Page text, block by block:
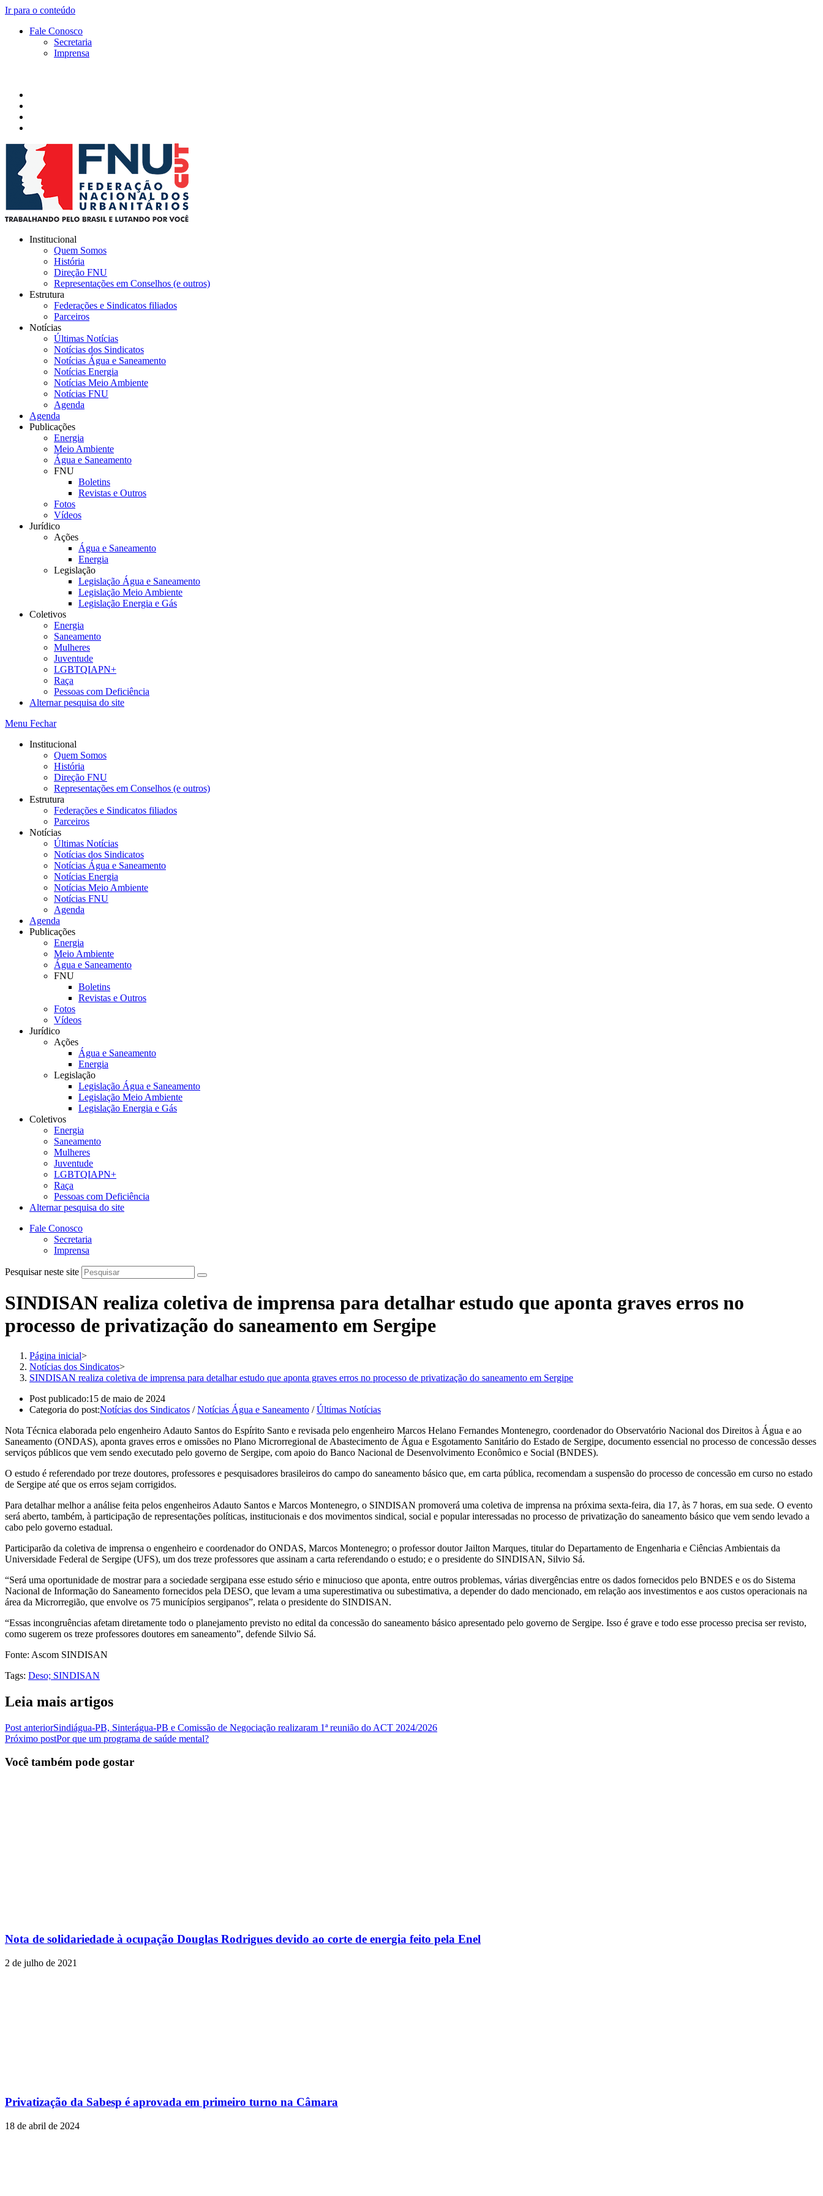
Ir para o conteúdo
Fale Conosco
Secretaria
Imprensa
Institucional
Quem Somos
História
Direção FNU
Representações em Conselhos (e outros)
Estrutura
Federações e Sindicatos filiados
Parceiros
Notícias
Últimas Notícias
Notícias dos Sindicatos
Notícias Água e Saneamento
Notícias Energia
Notícias Meio Ambiente
Notícias FNU
Agenda
Agenda
Publicações
Energia
Meio Ambiente
Água e Saneamento
FNU
Boletins
Revistas e Outros
Fotos
Vídeos
Jurídico
Ações
Água e Saneamento
Energia
Legislação
Legislação Água e Saneamento
Legislação Meio Ambiente
Legislação Energia e Gás
Coletivos
Energia
Saneamento
Mulheres
Juventude
LGBTQIAPN+
Raça
Pessoas com Deficiência
Alternar pesquisa do site
Menu Fechar
Institucional
Quem Somos
História
Direção FNU
Representações em Conselhos (e outros)
Estrutura
Federações e Sindicatos filiados
Parceiros
Notícias
Últimas Notícias
Notícias dos Sindicatos
Notícias Água e Saneamento
Notícias Energia
Notícias Meio Ambiente
Notícias FNU
Agenda
Agenda
Publicações
Energia
Meio Ambiente
Água e Saneamento
FNU
Boletins
Revistas e Outros
Fotos
Vídeos
Jurídico
Ações
Água e Saneamento
Energia
Legislação
Legislação Água e Saneamento
Legislação Meio Ambiente
Legislação Energia e Gás
Coletivos
Energia
Saneamento
Mulheres
Juventude
LGBTQIAPN+
Raça
Pessoas com Deficiência
Alternar pesquisa do site
Fale Conosco
Secretaria
Imprensa
Pesquisar neste site
SINDISAN realiza coletiva de imprensa para detalhar estudo que aponta graves erros no
processo de privatização do saneamento em Sergipe
Página inicial>
Notícias dos Sindicatos>
SINDISAN realiza coletiva de imprensa para detalhar estudo que aponta graves erros no processo de privatização do saneamento em Sergipe
Post publicado:15 de maio de 2024
Categoria do post:Notícias dos Sindicatos / Notícias Água e Saneamento / Últimas Notícias
Nota Técnica elaborada pelo engenheiro Adauto Santos do Espírito Santo e revisada pelo engenheiro Marcos Helano Fernandes Montenegro, coordenador do Observatório Nacional dos Direitos à Água e ao
Saneamento (ONDAS), aponta graves erros e omissões no Plano Microrregional de Abastecimento de Água e Esgotamento Sanitário do Estado de Sergipe, documento essencial no processo de concessão desses
serviços públicos que vem sendo executado pelo governo de Sergipe, com apoio do Banco Nacional de Desenvolvimento Econômico e Social (BNDES).
O estudo é referendado por treze doutores, professores e pesquisadores brasileiros do campo do saneamento básico que, em carta pública, recomendam a suspensão do processo de concessão em curso no estado
de Sergipe até que os erros sejam corrigidos.
Para detalhar melhor a análise feita pelos engenheiros Adauto Santos e Marcos Montenegro, o SINDISAN promoverá uma coletiva de imprensa na próxima sexta-feira, dia 17, às 7 horas, em sua sede. O evento
será aberto, também, à participação de representações políticas, institucionais e dos movimentos sindical, social e popular interessadas no processo de privatização do saneamento básico que vem sendo levado a
cabo pelo governo estadual.
Participarão da coletiva de imprensa o engenheiro e coordenador do ONDAS, Marcos Montenegro; o professor doutor Jailton Marques, titular do Departamento de Engenharia e Ciências Ambientais da
Universidade Federal de Sergipe (UFS), um dos treze professores que assinam a carta referendando o estudo; e o presidente do SINDISAN, Silvio Sá.
“Será uma oportunidade de mostrar para a sociedade sergipana esse estudo sério e minucioso que aponta, entre outros problemas, várias divergências entre os dados fornecidos pelo BNDES e os do Sistema
Nacional de Informação do Saneamento fornecidos pela DESO, que levam a uma superestimativa ou subestimativa, a depender do dado mencionado, em relação aos investimentos e aos custos operacionais na
área da Microrregião, que envolve os 75 municípios sergipanos”, relata o presidente do SINDISAN.
“Essas incongruências afetam diretamente todo o planejamento previsto no edital da concessão do saneamento básico apresentado pelo governo de Sergipe. Isso é grave e todo esse processo precisa ser revisto,
como sugerem os treze professores doutores em saneamento”, defende Silvio Sá.
Fonte: Ascom SINDISAN
Tags: Deso; SINDISAN
Leia mais artigos
Post anteriorSindiágua-PB, Sinterágua-PB e Comissão de Negociação realizaram 1ª reunião do ACT 2024/2026
Próximo postPor que um programa de saúde mental?
Você também pode gostar
Nota de solidariedade à ocupação Douglas Rodrigues devido ao corte de energia feito pela Enel
2 de julho de 2021
Privatização da Sabesp é aprovada em primeiro turno na Câmara
18 de abril de 2024